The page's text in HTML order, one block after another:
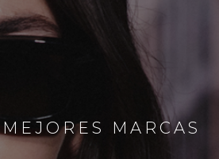
MARCAS